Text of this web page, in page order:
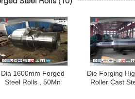
Dia 1600mm Forged
Steel Rolls , 50Mn
Die Forging
Roller Cast